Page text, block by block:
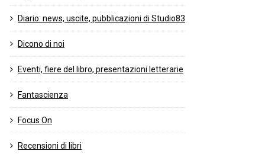
Diario: news, uscite, pubblicazioni di Studio83
Dicono di noi
Eventi, fiere del libro, presentazioni letterarie
Fantascienza
Focus On
Recensioni di libri